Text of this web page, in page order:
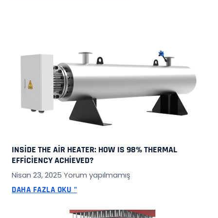
INSIDE THE AIR HEATER: HOW IS 98% THERMAL
EFFICIENCY ACHIEVED?
Nisan 23, 2025Yorum yapılmamış
DAHA FAZLA OKU "